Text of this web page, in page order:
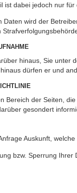
ist dabei jedoch nur
Daten wird der
hinaus, Sie unter
dürfen er und
Bereich der Seiten,
gesondert
Auskunft,
bzw. Sperrung